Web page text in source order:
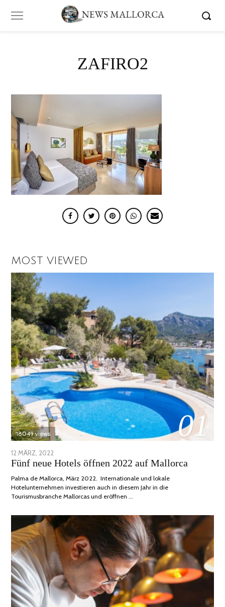
ZAFIRO2
MOST VIEWED
01
18049 views
POSTED
ON
12 MÄRZ, 2022
DEZEMBER,
Fünf neue Hotels öffnen 2022 auf Mallorca
Palma de Mallorca, März 2022. Internationale und lokale
Hotelunternehmen investieren auch in diesem Jahr in die
Tourismusbranche Mallorcas und eröffnen …